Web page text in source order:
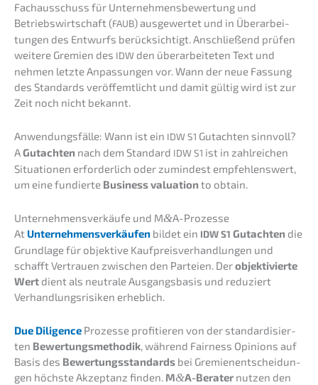
Fachaus­schuss für Unternehmens­bewertung und
Betriebs­wirt­schaft (FAUB) ausge­wer­tet und in Überar­bei­
tun­gen des Entwurfs berück­sich­tigt. Anschlie­ßend prüfen
weite­re Gremi­en des IDW den überar­bei­te­ten Text und
nehmen letzte Anpas­sun­gen vor. Wann der neue Fassung
des Standards veröf­femt­licht und damit gültig wird ist zur
Zeit noch nicht bekannt.
Anwen­dungs­fäl­le: Wann ist ein IDWS1 Gutach­ten sinnvoll?
AGutach­ten nach dem Standard IDWS1 ist in zahlrei­chen
Situa­tio­nen erfor­der­lich oder zumin­dest empfeh­lens­wert,
um eine fundier­te Business valua­ti­on to obtain.
Unter­neh­mens­ver­käu­fe und M&A-Prozesse
At Unter­neh­mens­ver­käu­fen bildet ein IDWS1 Gutach­ten die
Grund­la­ge für objek­ti­ve Kaufpreis­ver­hand­lun­gen und
schafft Vertrau­en zwischen den Partei­en. Derobjek­ti­vier­te
Wert dient als neutra­le Ausgangs­ba­sis und reduziert
Verhand­lungs­ri­si­ken erheblich.
Due Diligence Prozes­se profi­tie­ren von der standar­di­sier­
ten Bewer­tungs­me­tho­dik, während Fairness Opini­ons auf
Basis des Bewer­tungs­stan­dards bei Gremi­en­ent­schei­dun­
gen höchs­te Akzep­tanz finden. M&A-Berater nutzen den